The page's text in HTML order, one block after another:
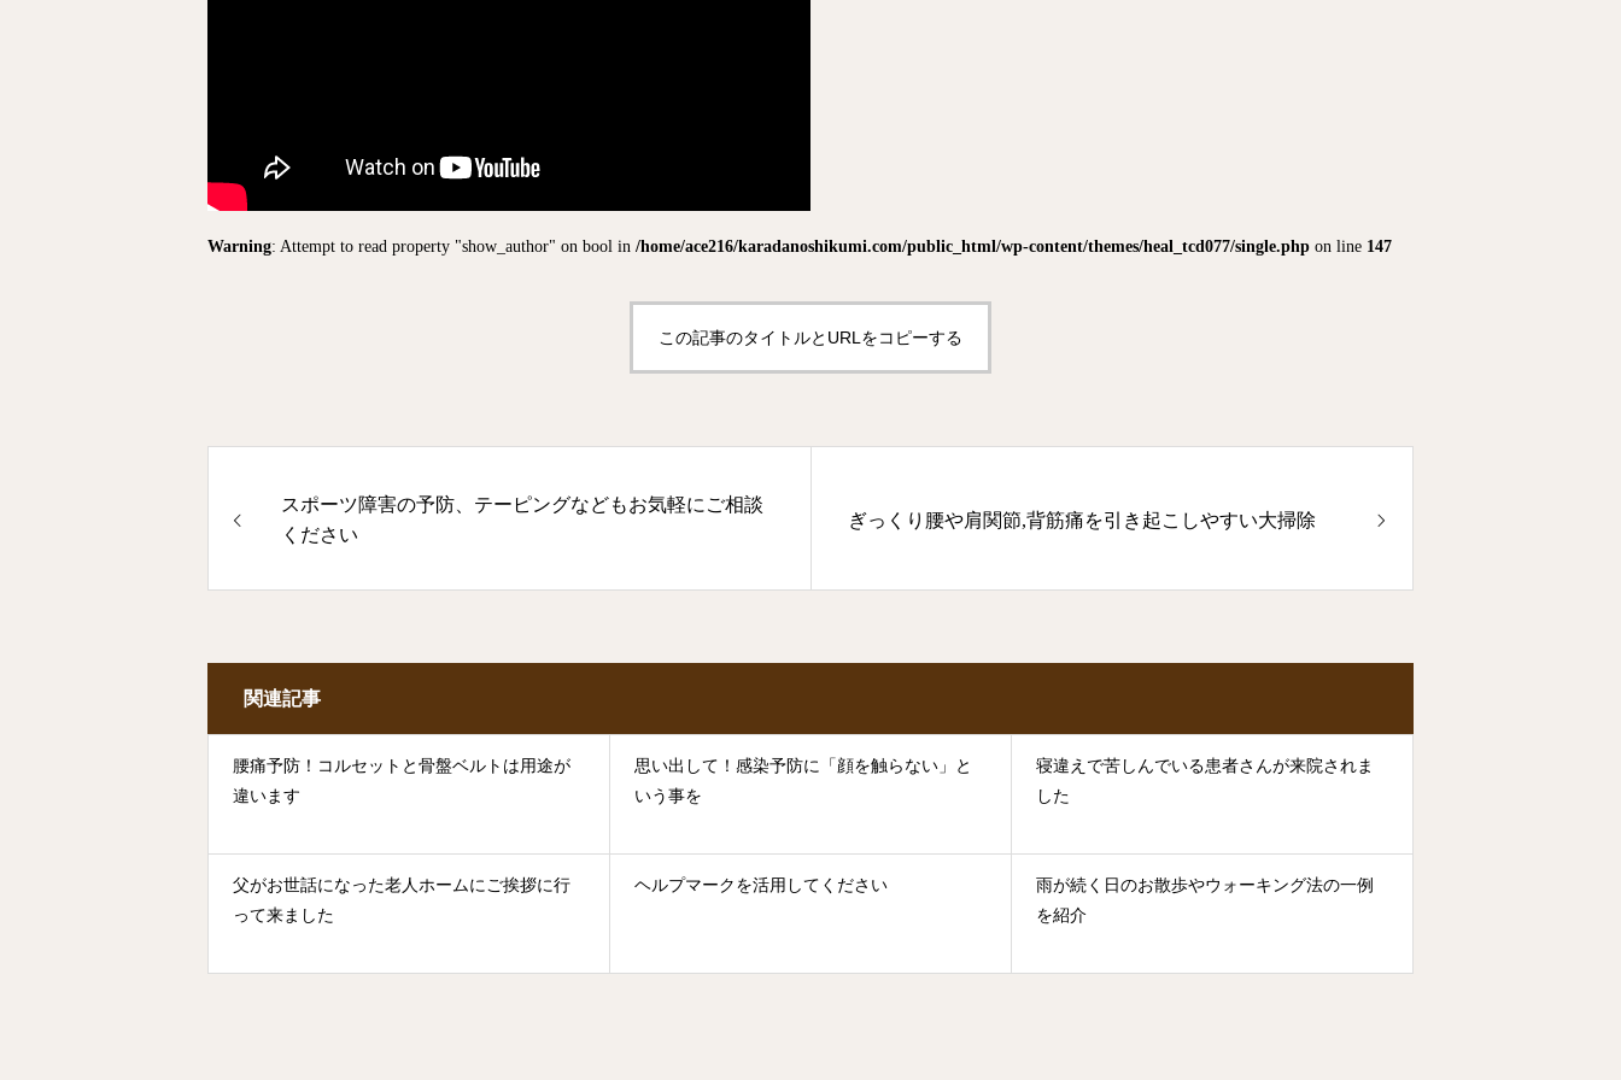
Warning: Attempt to read property "show_author" on bool in /home/ace216/karadanoshikumi.com/public_html/wp-content/themes/heal_tcd077/single.php on line 147
この記事のタイトルとURLをコピーする
スポーツ障害の予防、テーピングなどもお気軽にご相談
ください
ぎっくり腰や肩関節,背筋痛を引き起こしやすい大掃除
関連記事
腰痛予防！コルセットと骨盤ベルトは用途が
違います
思い出して！感染予防に「顔を触らない」と
いう事を
寝違えで苦しんでいる患者さんが来院されま
した
父がお世話になった老人ホームにご挨拶に行
って来ました
ヘルプマークを活用してください
雨が続く日のお散歩やウォーキング法の一例
を紹介